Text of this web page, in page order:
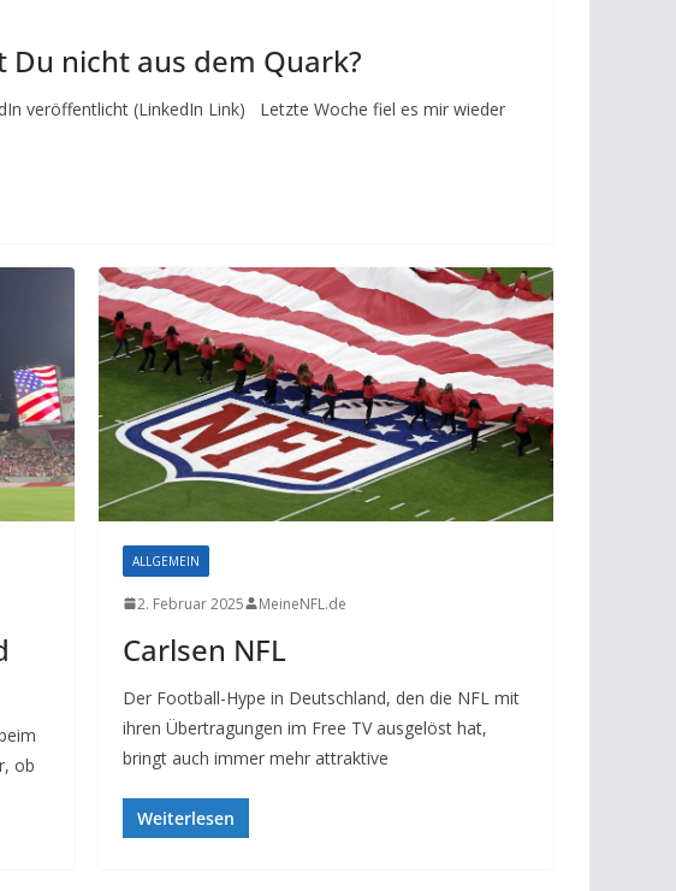
nicht aus dem Quark?
veröffentlicht (LinkedIn Link) Letzte Woche fiel es mir wieder
ob
ALLGEMEIN
2. Februar 2025 MeineNFL.de
Carlsen NFL
Der Football-Hype in Deutschland, den die NFL mit
ihren Übertragungen im Free TV ausgelöst hat,
bringt auch immer mehr attraktive
Weiterlesen